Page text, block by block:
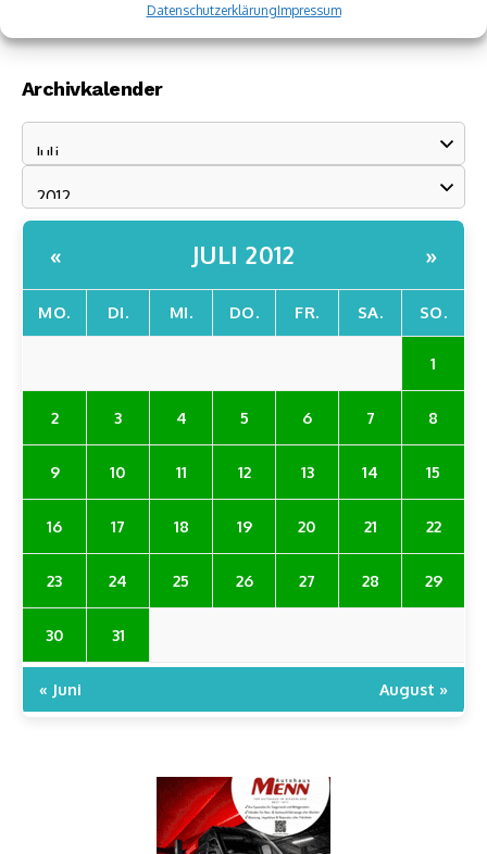
DatenschutzerklärungImpressum
Archivkalender
« JULI 2012 »
MO. DI. MI. DO. FR. SA. SO.
1
2 3 4 5 6 7 8
9 10 11 12 13 14 15
16 17 18 19 20 21 22
23 24 25 26 27 28 29
30 31
« Juni August »